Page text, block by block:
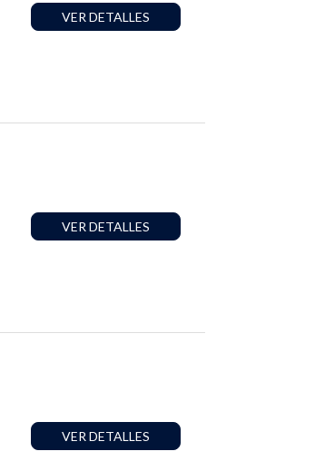
VER DETALLES
VER DETALLES
VER DETALLES